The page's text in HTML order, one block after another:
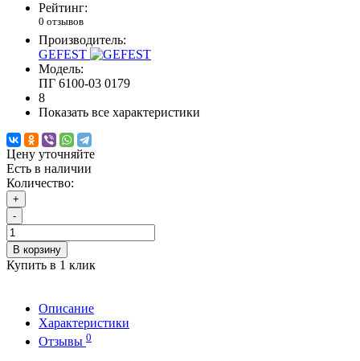
Рейтинг:
0 отзывов
Производитель:
GEFEST
Модель:
ПГ 6100-03 0179
8
Показать все характеристики
Цену уточняйте
Есть в наличии
Количество:
+
-
В корзину
Купить в 1 клик
Описание
Характеристики
Отзывы 0